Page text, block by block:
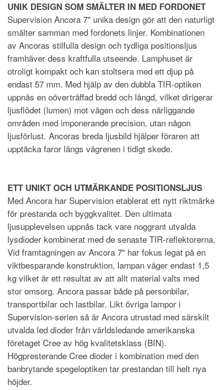
UNIK DESIGN SOM SMÄLTER IN MED FORDONET
Supervision Ancora 7" unika design gör att den naturligt
smälter samman med fordonets linjer. Kombinationen
av Ancoras stilfulla design och tydliga positionsljus
framhäver dess kraftfulla utseende. Lamphuset är
otroligt kompakt och kan stoltsera med ett djup på
endast 57 mm. Med hjälp av den dubbla TIR-optiken
uppnås en oöverträffad bredd och längd, vilket dirigerar
ljusflödet (lumen) mot vägen och dess närliggande
områden med imponerande precision, utan någon
ljusförlust. Ancoras breda ljusbild hjälper föraren att
upptäcka faror längs vägrenen i tidigt skede.
ETT UNIKT OCH UTMÄRKANDE POSITIONSLJUS
Med Ancora har Supervision etablerat ett nytt riktmärke
för prestanda och byggkvalitet. Den ultimata
ljusupplevelsen uppnås tack vare noggrant utvalda
lysdioder kombinerat med de senaste TIR-reflektorerna.
Vid framtagningen av Ancora 7" har fokus legat på en
viktbesparande konstruktion, lampan väger endast 1,5
kg vilket är ett resultat av att allt material valts med
stor omsorg. Ancora passar både på personbilar,
transportbilar och lastbilar. Likt övriga lampor i
Supervision-serien så är Ancora utrustad med särskilt
utvalda led dioder från världsledande amerikanska
företaget Cree av hög kvalitetsklass (BIN).
Högpresterande Cree dioder i kombination med den
banbrytande spegeloptiken tar prestandan till helt nya
höjder.